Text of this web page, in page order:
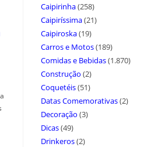
Caipirinha(258)
Caipiríssima(21)
Caipiroska(19)
Carros e Motos(189)
Comidas e Bebidas(1.870)
Construção (2)
Coquetéis(51)
Datas Comemorativas(2)
Decoração (3)
Dicas(49)
Drinkeros(2)